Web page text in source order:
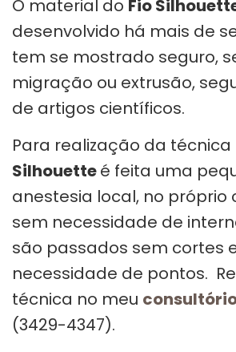
O material do Fio
desenvolvido há mais de
tem se mostrado seguro,
migração ou extrusão,
de artigos científicos.
Para realização da
Silhouetteé feita uma
anestesia local, no próprio
sem necessidade de
são passados sem cortes
necessidade de pontos.
técnica no meu
(3429-4347).